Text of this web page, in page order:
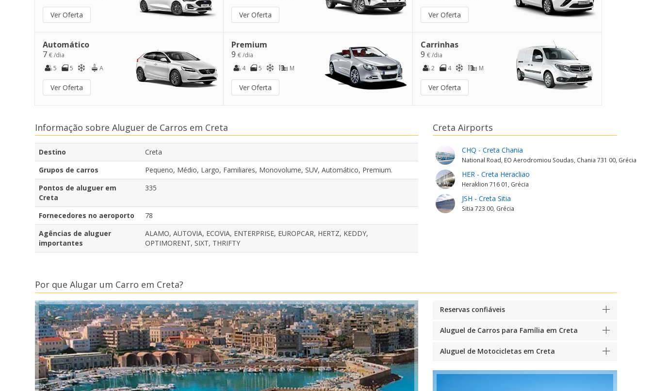
Ver Oferta Ver Oferta Ver Oferta
Automático
7 € /dia
5
5 A
Ver Oferta
Premium
9€ /dia
4
5 M
Ver Oferta
Carrinhas
9 € /dia
2
4 M
Ver Oferta
Informação sobre Aluguer de Carros em Creta
Destino
Creta
Grupos de carros
Pequeno, Médio, Largo, Familiares, Monovolume, SUV, Automático, Premium.
Pontos de aluguer em
Creta
335
Fornecedores no aeroporto
78
Agências de aluguer
importantes
ALAMO, AUTOVIA, ECOVIA, ENTERPRISE, EUROPCAR, HERTZ, KEDDY,
OPTIMORENT, SIXT, THRIFTY
Creta Airports
CHQ - Creta Chania
National Road, EO Aerodromiou Soudas, Chania 731 00, Grécia
HER - Creta Heracliao
Heraklion 716 01, Grécia
JSH - Creta Sitia
Sitia 723 00, Grécia
Por que Alugar um Carro em Creta?
Reservas confiáveis
Aluguel de Carros para Família em Creta
Aluguel de Motocicletas em Creta